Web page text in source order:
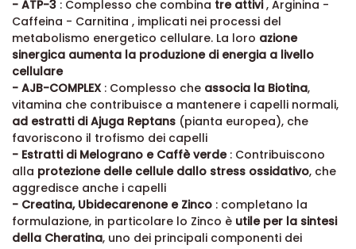
- ATP-3 : Complesso che combina tre attivi, Arginina -
Caffeina - Carnitina , implicati nei processi del
metabolismo energetico cellulare. La loro azione
sinergica aumenta la produzione di energia a livello
cellulare
- AJB-COMPLEX : Complesso che associa la Biotina,
vitamina che contribuisce a mantenere i capelli normali,
ad estratti di Ajuga Reptans (pianta europea), che
favoriscono il trofismo dei capelli
- Estratti di Melograno e Caffè verde: Contribuiscono
alla protezione delle cellule dallo stress ossidativo, che
aggredisce anche i capelli
- Creatina, Ubidecarenone e Zinco : completano la
formulazione, in particolare lo Zinco è utile per la sintesi
della Cheratina, uno dei principali componenti dei